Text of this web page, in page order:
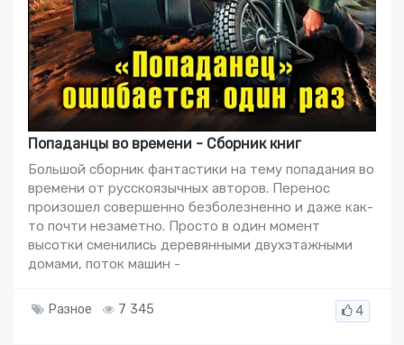
Попаданцы во времени - Сборник книг
Большой сборник фантастики на тему попадания во
времени от русскоязычных авторов. Перенос
произошел совершенно безболезненно и даже как-
то почти незаметно. Просто в один момент
высотки сменились деревянными двухэтажными
домами, поток машин -
Разное 7 345 4